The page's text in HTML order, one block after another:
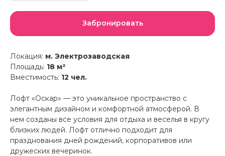
Забронировать
Локация: м. Электрозаводская
Площадь: 18 м²
Вместимость: 12 чел.
Лофт «Оскар» — это уникальное пространство с
элегантным дизайном и комфортной атмосферой. В
нем созданы все условия для отдыха и веселья в кругу
близких людей. Лофт отлично подходит для
празднования дней рождений, корпоративов или
дружеских вечеринок.